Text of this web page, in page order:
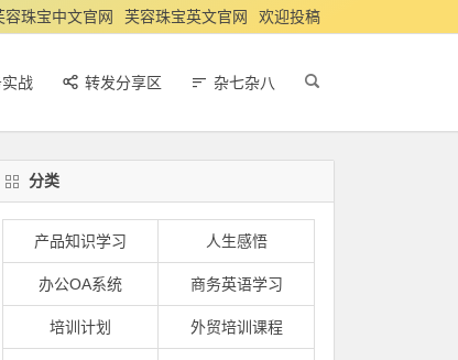
容珠宝中文官网 芙容珠宝英文官网 欢迎投稿
战 转发分享区 杂七杂八
分类
产品知识学习 人生感悟
办公OA系统 商务英语学习
培训计划 外贸培训课程